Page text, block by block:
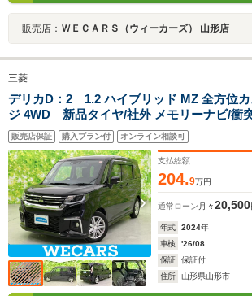
販売店： ＷＥＣＡＲＳ（ウィーカーズ） 山形店
三菱
デリカD：2 1.2 ハイブリッド MZ 全方位
ジ 4WD 新品タイヤ/社外 メモリーナビ/衝
側電動スライドドア/シートヒーター/マルチ
ニター/車線逸脱防止支援システム/ドライブ
外/ヘッドランプ LED
販売店保証 購入プラン付 オンライン相談可
支払総額
204.9万円
通常ローン 月々20,500
年式 2024年
車検
'26/08
保証
保証付
住所
山形県山形市